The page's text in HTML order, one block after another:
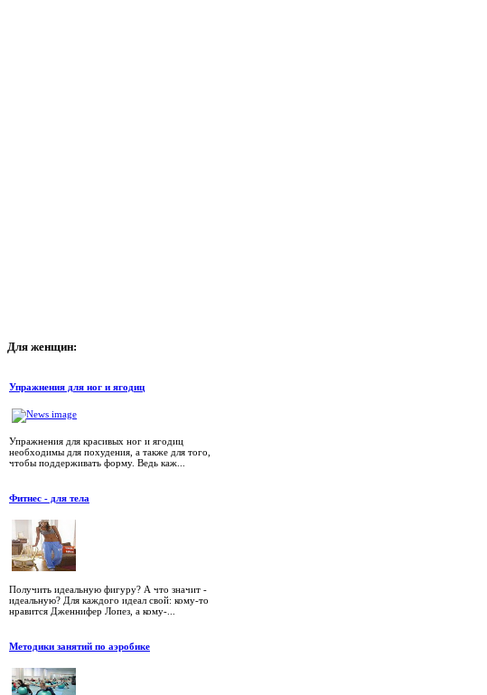
Для женщин:
Упражнения для ног и ягодиц
Упражнения для красивых ног и ягодиц
необходимы для похудения, а также для того,
чтобы поддерживать форму. Ведь каж...
Фитнес - для тела
Получить идеальную фигуру? А что значит -
идеальную? Для каждого идеал свой: кому-то
нравится Дженнифер Лопез, а кому-...
Методики занятий по аэробике